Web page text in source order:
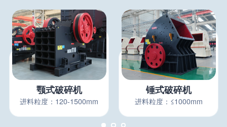
颚式破碎机
进料粒度：120-1500mm
锤式破碎机
进料粒度：≤1000mm